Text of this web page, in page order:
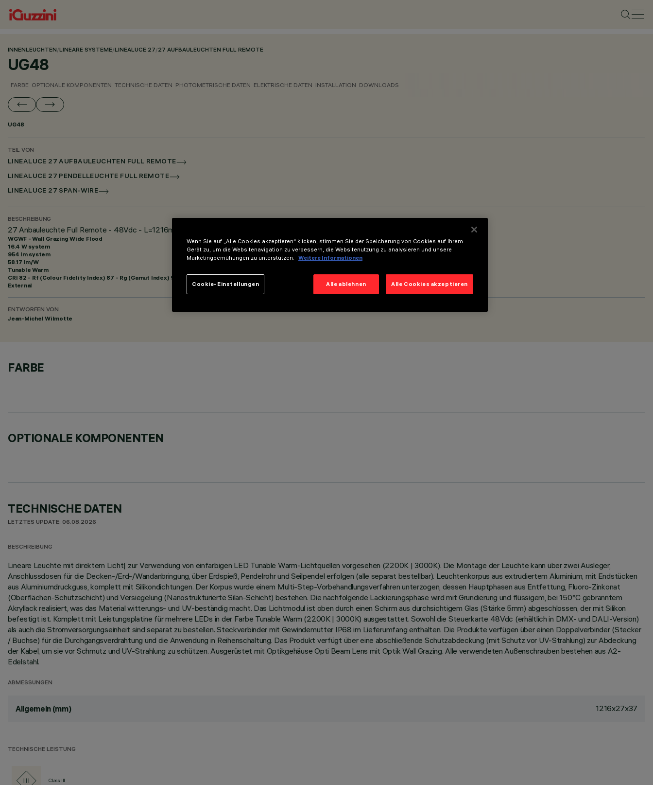
INNENLEUCHTEN/LINEARE SYSTEME/LINEALUCE 27/27 AUFBAULEUCHTEN FULL REMOTE
UG48
FARBE OPTIONALE KOMPONENTEN TECHNISCHE DATEN PHOTOMETRISCHE DATEN ELEKTRISCHE DATEN INSTALLATION DOWNLOADS
UG48
TEIL VON
LINEALUCE 27 AUFBAULEUCHTEN FULL REMOTE
LINEALUCE 27 PENDELLEUCHTE FULL REMOTE
LINEALUCE 27 SPAN-WIRE
BESCHREIBUNG
27 Anbauleuchte Full Remote - 48Vdc - L=1216mm - Optik Wall Grazing Wide Flood
WGWF - Wall Grazing Wide Flood
16.4 W system
954 lm system
58.17 lm/W
Tunable Warm
CRI 82 - Rf (Colour Fidelity Index) 87 - Rg (Gamut Index) 97
External
ENTWORFEN VON
Jean-Michel Wilmotte
FARBE
OPTIONALE KOMPONENTEN
TECHNISCHE DATEN
LETZTES UPDATE: 06.08.2026
BESCHREIBUNG
Lineare Leuchte mit direktem Licht| zur Verwendung von einfarbigen LED Tunable Warm-Lichtquellen vorgesehen (2200K | 3000K). Die Montage der Leuchte kann über zwei Ausleger,
Anschlussdosen für die Decken-/Erd-/Wandanbringung, über Erdspieß, Pendelrohr und Seilpendel erfolgen (alle separat bestellbar). Leuchtenkorpus aus extrudiertem Aluminium, mit Endstücken
aus Aluminiumdruckguss, komplett mit Silikondichtungen. Der Korpus wurde einem Multi-Step-Vorbehandlungsverfahren unterzogen, dessen Hauptphasen aus Entfettung, Fluoro-Zinkonat
(Oberflächen-Schutzschicht) und Versiegelung (Nanostrukturierte Silan-Schicht) bestehen. Die nachfolgende Lackierungsphase wird mit Grundierung und flüssigem, bei 150°C gebranntem
Akryllack realisiert, was das Material witterungs- und UV-beständig macht. Das Lichtmodul ist oben durch einen Schirm aus durchsichtigem Glas (Stärke 5mm) abgeschlossen, der mit Silikon
befestigt ist. Komplett mit Leistungsplatine für mehrere LEDs in der Farbe Tunable Warm (2200K | 3000K) ausgestattet. Sowohl die Steuerkarte 48Vdc (erhältlich in DMX- und DALI-Version)
als auch die Stromversorgungseinheit sind separat zu bestellen. Steckverbinder mit Gewindemutter IP68 im Lieferumfang enthalten. Die Produkte verfügen über einen Doppelverbinder (Stecker
/ Buchse) für die Durchgangsverdrahtung und die Anwendung in Reihenschaltung. Das Produkt verfügt über eine abschließende Schutzabdeckung (mit Schutz vor UV-Strahlung) zur Abdeckung
der Kabel, um sie vor Schmutz und UV-Strahlung zu schützen. Ausgerüstet mit Optikgehäuse Opti Beam Lens mit Optik Wall Grazing. Alle verwendeten Außenschrauben bestehen aus A2-
Edelstahl.
ABMESSUNGEN
Allgemein (mm) 1216x27x37
TECHNISCHE LEISTUNG
Class III
Wenn Sie auf „Alle Cookies akzeptieren“ klicken, stimmen Sie der Speicherung von Cookies auf Ihrem
Gerät zu, um die Websitenavigation zu verbessern, die Websitenutzung zu analysieren und unsere
Marketingbemühungen zu unterstützen.
Weitere Informationen
Alle ablehnen Alle Cookies akzeptieren
Cookie-Einstellungen